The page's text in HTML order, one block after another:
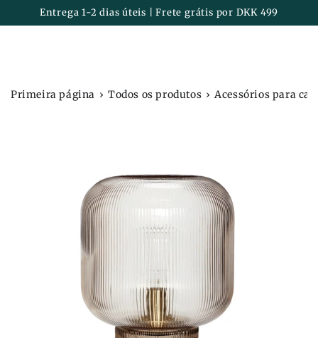
IR PARA O
CONTEÚDO
Entrega 1-2 dias úteis | Frete grátis por DKK 499
Primeira página › Todos os produtos › Acessórios para